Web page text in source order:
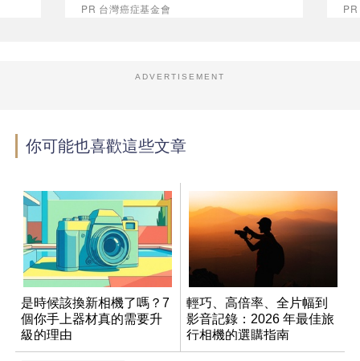
PR 台灣癌症基金會
ADVERTISEMENT
你可能也喜歡這些文章
是時候該換新相機了嗎？7
個你手上器材真的需要升
級的理由
輕巧、高倍率、全片幅到
影音記錄：2026 年最佳旅
行相機的選購指南